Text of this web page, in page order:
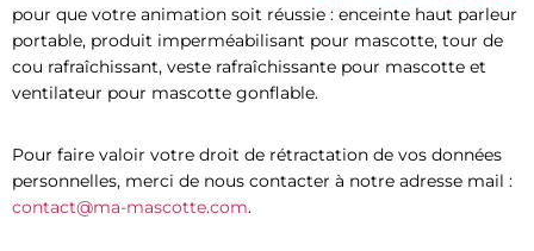
pour que votre animation soit réussie : enceinte haut parleur
portable, produit imperméabilisant pour mascotte, tour de
cou rafraîchissant, veste rafraîchissante pour mascotte et
ventilateur pour mascotte gonflable.
Pour faire valoir votre droit de rétractation de vos données
personnelles, merci de nous contacter à notre adresse mail :
contact@ma-mascotte.com.